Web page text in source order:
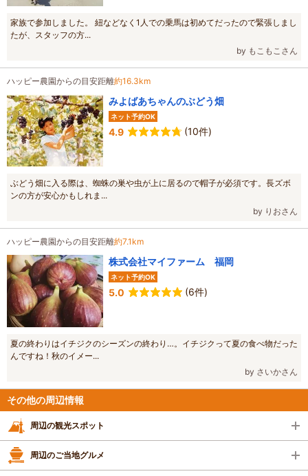
家族で参加しました。 紐などなく1人での乗馬は初めてだったので緊張しまし
たが、スタッフの方...
by もこもこさん
ハッピー農園からの目安距離約16.3km
みよばあちゃんのぶどう畑
ネット予約OK
4.9 (10件)
ぶどう畑に入る際は、蜘蛛の巣や虫が上に居るので帽子が必須です。長ズボ
ンの方が安心かもしれま...
by りおさん
ハッピー農園からの目安距離約7.1km
株式会社マイファーム 福岡
ネット予約OK
5.0 (6件)
夏の終わりはイチジクのシーズンの終わり…。イチジクって夏の食べ物だった
んですね！秋のイメー...
by さいかさん
その他の周辺情報
周辺の観光スポット
周辺のご当地グルメ